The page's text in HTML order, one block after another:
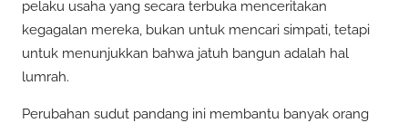
pelaku usaha yang secara terbuka menceritakan
kegagalan mereka, bukan untuk mencari simpati, tetapi
untuk menunjukkan bahwa jatuh bangun adalah hal
lumrah.
Perubahan sudut pandang ini membantu banyak orang